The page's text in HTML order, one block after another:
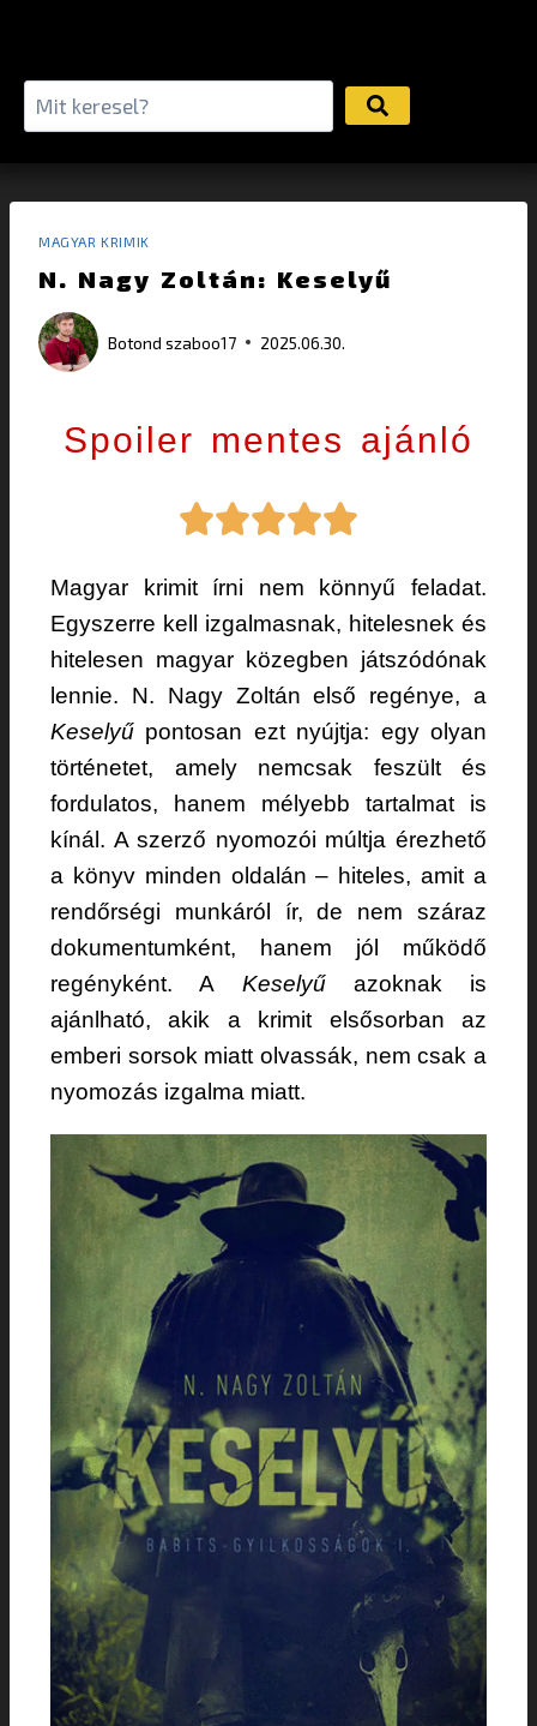
MAGYAR KRIMIK
N. Nagy Zoltán: Keselyű
Botond szaboo17 2025.06.30.
Spoiler mentes ajánló
Magyar krimit írni nem könnyű feladat.
Egyszerre kell izgalmasnak, hitelesnek és
hitelesen magyar közegben játszódónak
lennie. N. Nagy Zoltán első regénye, a
Keselyű pontosan ezt nyújtja: egy olyan
történetet, amely nemcsak feszült és
fordulatos, hanem mélyebb tartalmat is
kínál. A szerző nyomozói múltja érezhető
a könyv minden oldalán – hiteles, amit a
rendőrségi munkáról ír, de nem száraz
dokumentumként, hanem jól működő
regényként. A Keselyűazoknak is
ajánlható, akik a krimit elsősorban az
emberi sorsok miatt olvassák, nem csak a
nyomozás izgalma miatt.